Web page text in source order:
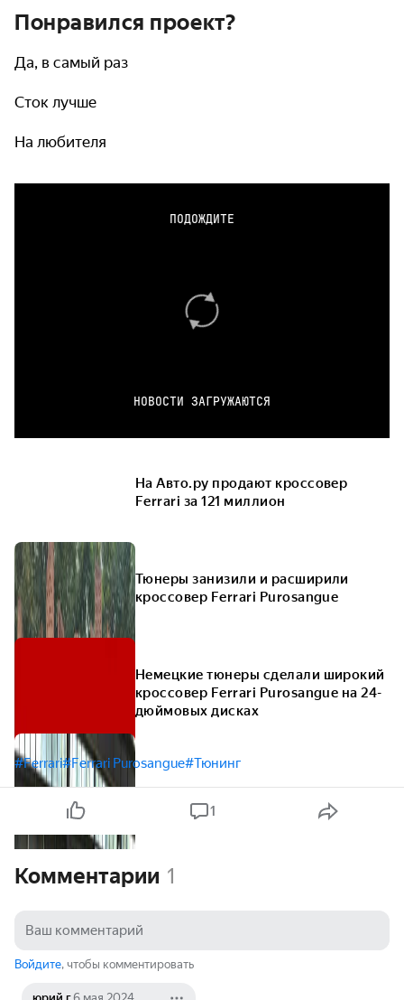
Понравился проект?
Да, в самый раз
Сток лучше
На любителя
ПОДОЖДИТЕ
НОВОСТИ ЗАГРУЖАЮТСЯ
На Авто.ру продают кроссовер
Ferrari за 121 миллион
Тюнеры занизили и расширили
кроссовер Ferrari Purosangue
Немецкие тюнеры сделали широкий
кроссовер Ferrari Purosangue на 24-
дюймовых дисках
#Ferrari#Ferrari Purosangue#Тюнинг
1
Комментарии 1
Войдите, чтобы комментировать